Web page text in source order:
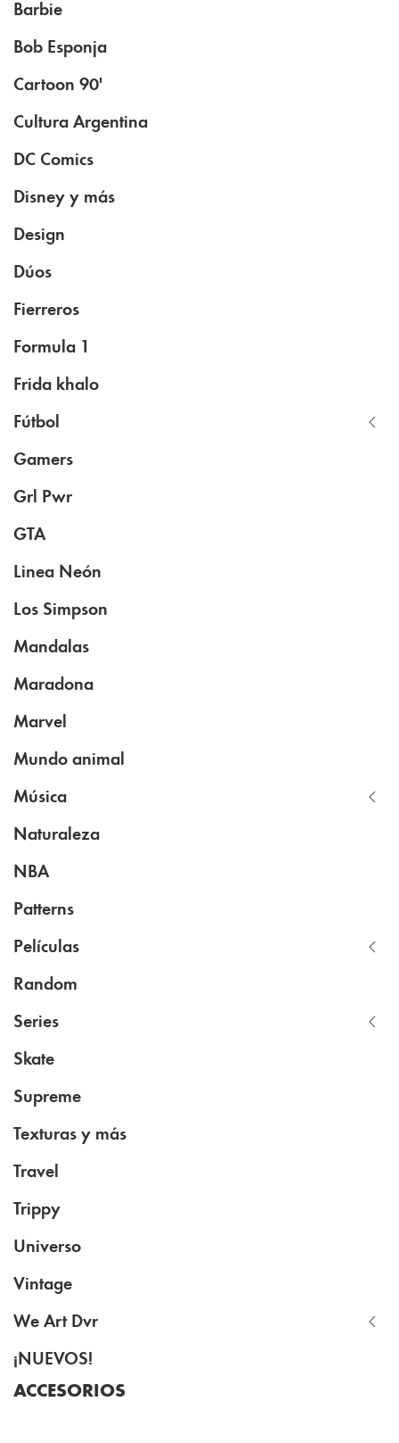
Barbie
Bob Esponja
Cartoon 90'
Cultura Argentina
DC Comics
Disney y más
Design
Dúos
Fierreros
Formula 1
Frida khalo
Fútbol
Gamers
Grl Pwr
GTA
Linea Neón
Los Simpson
Mandalas
Maradona
Marvel
Mundo animal
Música
Naturaleza
NBA
Patterns
Películas
Random
Series
Skate
Supreme
Texturas y más
Travel
Trippy
Universo
Vintage
We Art Dvr
¡NUEVOS!
ACCESORIOS